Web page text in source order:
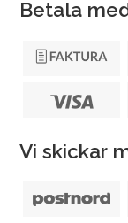
Betala
Vi skickar